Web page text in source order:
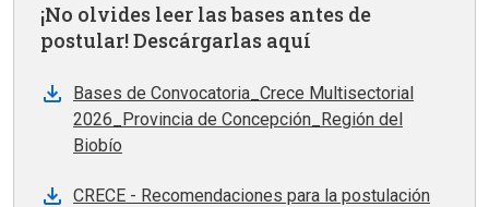
¡No olvides leer las bases antes de
postular! Descárgarlas aquí
Bases de Convocatoria_Crece Multisectorial
2026_Provincia de Concepción_Región del
Biobío
CRECE - Recomendaciones para la postulación